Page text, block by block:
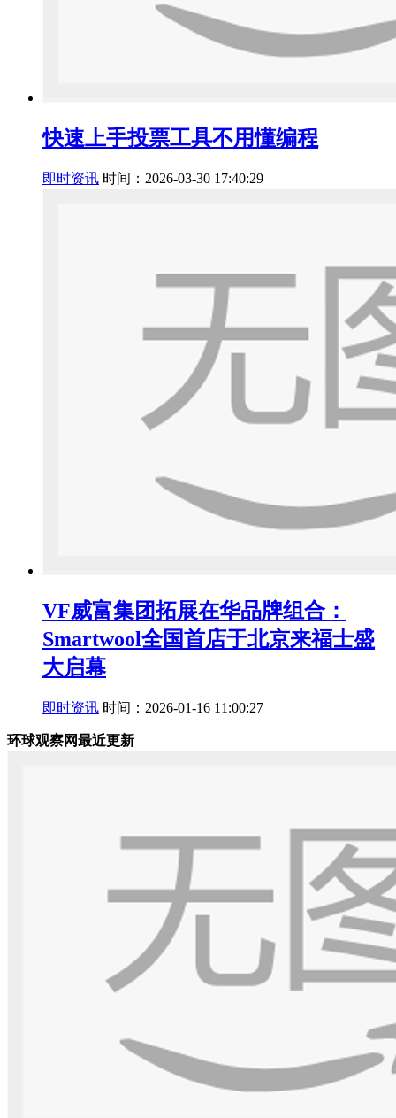
快速上手投票工具不用懂编程
即时资讯 时间：2026-03-30 17:40:29
VF威富集团拓展在华品牌组合：
Smartwool全国首店于北京来福士盛
大启幕
即时资讯 时间：2026-01-16 11:00:27
环球观察网最近更新